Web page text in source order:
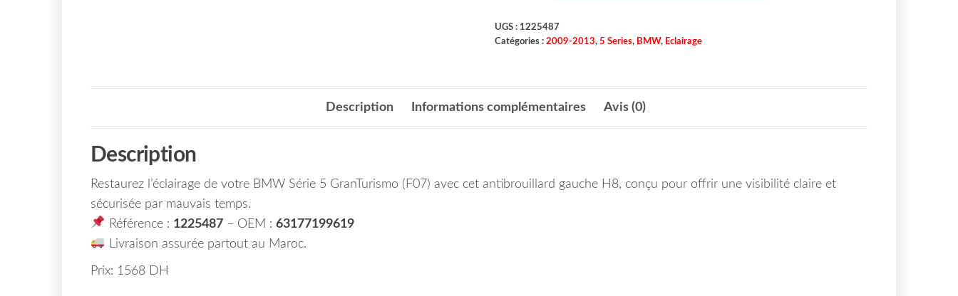
UGS : 1225487
Catégories : 2009-2013, 5 Series, BMW, Eclairage
Description Informations complémentaires Avis (0)
Description
Restaurez l’éclairage de votre BMW Série 5 GranTurismo (F07) avec cet antibrouillard gauche H8, conçu pour offrir une visibilité claire et
sécurisée par mauvais temps.
Référence : 1225487– OEM : 63177199619
Livraison assurée partout au Maroc.
Prix: 1568 DH